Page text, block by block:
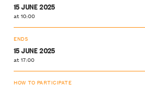
15 JUNE 2025
at 10:00
ENDS
15 JUNE 2025
at 17:00
HOW TO PARTICIPATE